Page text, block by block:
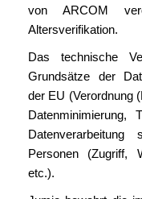
von ARCOM
Altersverifikation.
Das technische
Grundsätze der
der EU (Verordnung
Datenminimierung,
Personen (Zugriff,
etc.).